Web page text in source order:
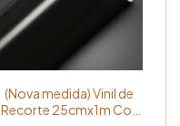
(Nova medida) Vinil de
Recorte 25cmx1m Cor